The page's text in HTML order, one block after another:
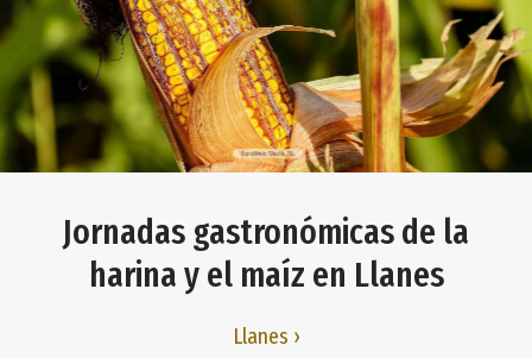
Jornadas gastronómicas de la
harina y el maíz en Llanes
Llanes ›